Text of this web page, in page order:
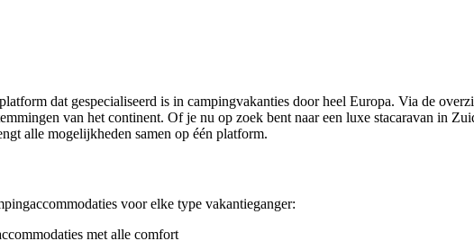
dat gespecialiseerd is in campingvakanties door heel Europa. Via de
van het continent. Of je nu op zoek bent naar een luxe stacaravan in
alle mogelijkheden samen op één platform.
voor elke type vakantieganger:
met alle comfort